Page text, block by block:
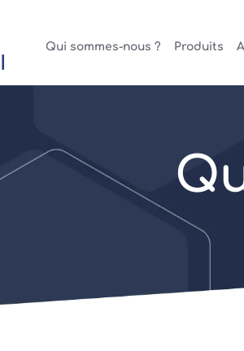
Qui sommes-nous ? Produits